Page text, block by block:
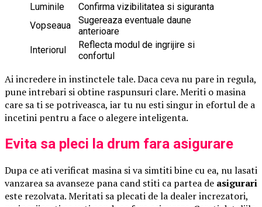
Luminile
Confirma vizibilitatea si siguranta
Vopseaua
Sugereaza eventuale daune
anterioare
Interiorul
Reflecta modul de ingrijire si
confortul
Ai incredere in instinctele tale. Daca ceva nu pare in regula,
pune intrebari si obtine raspunsuri clare. Meriti o masina
care sa ti se potriveasca, iar tu nu esti singur in efortul de a
incetini pentru a face o alegere inteligenta.
Evita sa pleci la drum fara asigurare
Dupa ce ati verificat masina si va simtiti bine cu ea, nu lasati
vanzarea sa avanseze pana cand stiti ca partea de asigurari
este rezolvata. Meritati sa plecati de la dealer increzatori,